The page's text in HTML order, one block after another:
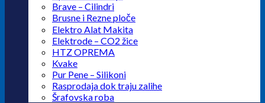
Brave – Cilindri
Brusne i Rezne ploče
Elektro Alat Makita
Elektrode – CO2 žice
HTZ OPREMA
Kvake
Pur Pene – Silikoni
Rasprodaja dok traju zalihe
Šrafovska roba